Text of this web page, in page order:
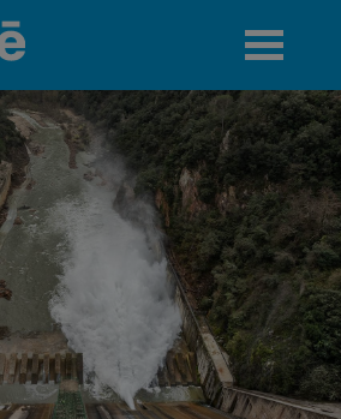
Jump to navigation